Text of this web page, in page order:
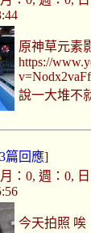
原神草元素
https://
說一大堆不
篇回應]
：0, 週：0,
今天拍照 唉